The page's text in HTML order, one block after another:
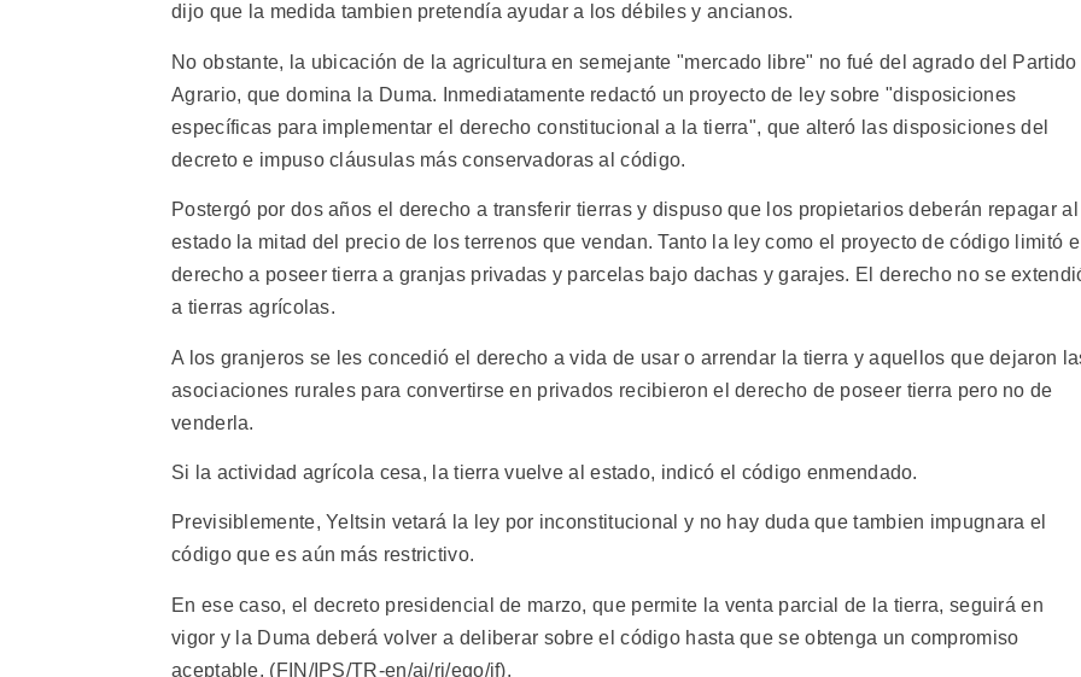
dijo que la medida tambien pretendía ayudar a los débiles y ancianos.
No obstante, la ubicación de la agricultura en semejante "mercado libre" no fué del agrado del Partido
Agrario, que domina la Duma. Inmediatamente redactó un proyecto de ley sobre "disposiciones
específicas para implementar el derecho constitucional a la tierra", que alteró las disposiciones del
decreto e impuso cláusulas más conservadoras al código.
Postergó por dos años el derecho a transferir tierras y dispuso que los propietarios deberán repagar al
estado la mitad del precio de los terrenos que vendan. Tanto la ley como el proyecto de código limitó
derecho a poseer tierra a granjas privadas y parcelas bajo dachas y garajes. El derecho no se
a tierras agrícolas.
A los granjeros se les concedió el derecho a vida de usar o arrendar la tierra y aquellos que dejaron
asociaciones rurales para convertirse en privados recibieron el derecho de poseer tierra pero no de
venderla.
Si la actividad agrícola cesa, la tierra vuelve al estado, indicó el código enmendado.
Previsiblemente, Yeltsin vetará la ley por inconstitucional y no hay duda que tambien impugnara el
código que es aún más restrictivo.
En ese caso, el decreto presidencial de marzo, que permite la venta parcial de la tierra, seguirá en
vigor y la Duma deberá volver a deliberar sobre el código hasta que se obtenga un compromiso
aceptable. (FIN/IPS/TR-en/ai/rj/ego/if).